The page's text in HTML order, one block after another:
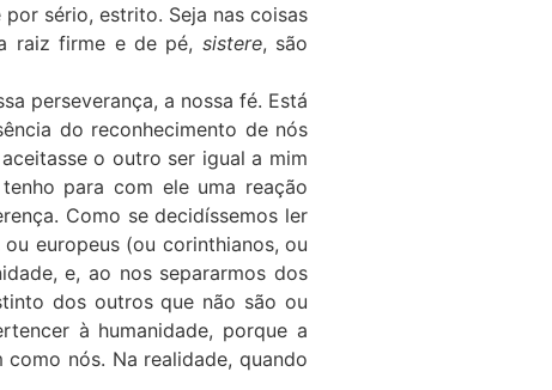
por sério, estrito. Seja nas coisas
raiz firme e de pé, sistere, são
perseverança, a nossa fé. Está
do reconhecimento de nós
o outro ser igual a mim
para com ele uma reação
Como se decidíssemos ler
europeus (ou corinthianos, ou
e, ao nos separarmos dos
dos outros que não são ou
à humanidade, porque a
nós. Na realidade, quando